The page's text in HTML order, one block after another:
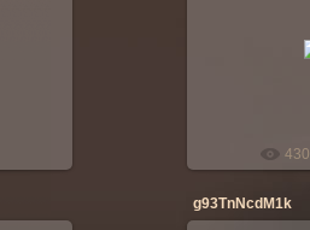
430
g93TnNcdM1k